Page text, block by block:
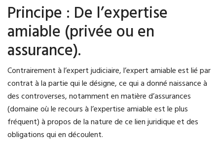
Principe : De l’expertise
amiable (privée ou en
assurance).
Contrairement à l’expert judiciaire, l’expert amiable est lié par
contrat à la partie qui le désigne, ce qui a donné naissance à
des controverses, notamment en matière d’assurances
(domaine où le recours à l’expertise amiable est le plus
fréquent) à propos de la nature de ce lien juridique et des
obligations qui en découlent.